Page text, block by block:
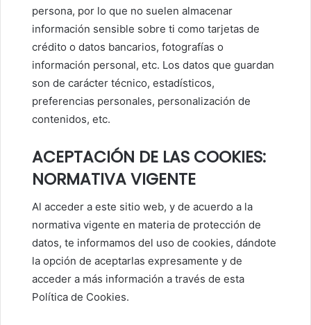
persona, por lo que no suelen almacenar
información sensible sobre ti como tarjetas de
crédito o datos bancarios, fotografías o
información personal, etc. Los datos que guardan
son de carácter técnico, estadísticos,
preferencias personales, personalización de
contenidos, etc.
ACEPTACIÓN DE LAS COOKIES:
NORMATIVA VIGENTE
Al acceder a este sitio web, y de acuerdo a la
normativa vigente en materia de protección de
datos, te informamos del uso de cookies, dándote
la opción de aceptarlas expresamente y de
acceder a más información a través de esta
Política de Cookies.